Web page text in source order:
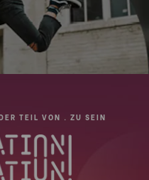
TEIL VON . ZU SEIN